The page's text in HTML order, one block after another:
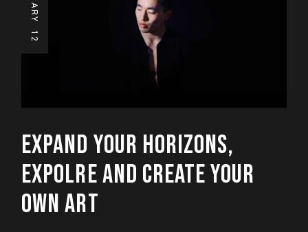
12
EXPAND YOUR HORIZONS,
EXPOLRE AND CREATE YOUR
OWN ART